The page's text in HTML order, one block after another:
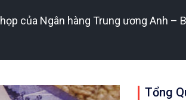
của Ngân hàng Trung ương Anh –
Tổng